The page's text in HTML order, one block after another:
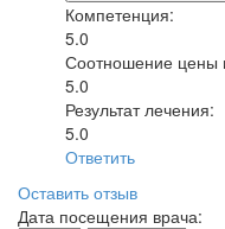
Компетенция:
5.0
Соотношение цены
5.0
Результат лечения:
5.0
Ответить
Оставить отзыв
Дата посещения врача: